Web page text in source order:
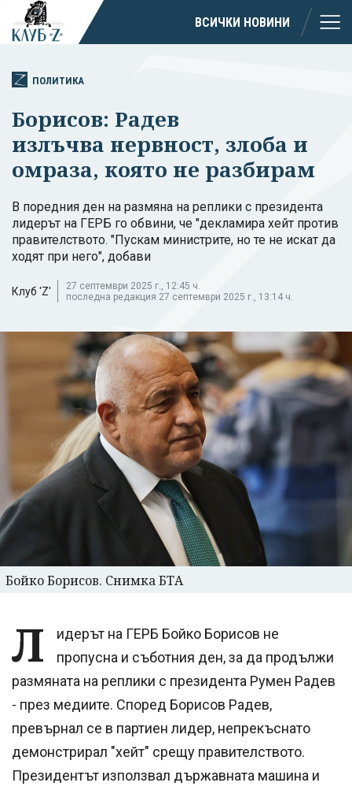
ВСИЧКИ НОВИНИ
ПОЛИТИКА
Борисов: Радев
излъчва нервност, злоба и
омраза, която не разбирам
В поредния ден на размяна на реплики с президента
лидерът на ГЕРБ го обвини, че "декламира хейт против
правителството. "Пускам министрите, но те не искат да
ходят при него", добави
Клуб 'Z'
27 септември 2025 г., 12:45 ч.
последна редакция 27 септември 2025 г., 13:14 ч.
Бойко Борисов. Снимка БТА
Л
идерът на ГЕРБ Бойко Борисов не
пропусна и съботния ден, за да продължи
размяната на реплики с президента Румен Радев
- през медиите. Според Борисов Радев,
превърнал се в партиен лидер, непрекъснато
демонстрирал "хейт" срещу правителството.
Президентът използвал държавната машина и